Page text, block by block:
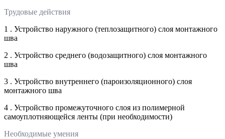
Трудовые действия
1 . Устройство наружного (теплозащитного) слоя монтажного
шва
2 . Устройство среднего (водозащитного) слоя монтажного
шва
3 . Устройство внутреннего (пароизоляционного) слоя
монтажного шва
4 . Устройство промежуточного слоя из полимерной
самоуплотняющейся ленты (при необходимости)
Необходимые умения